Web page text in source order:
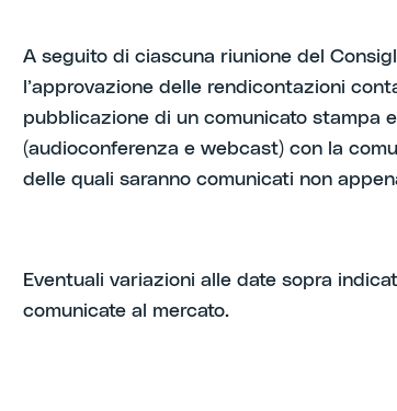
A seguito di ciascuna riunione del
l’approvazione delle rendicontazioni
pubblicazione di un comunicato stampa
(audioconferenza e webcast) con la
delle quali saranno comunicati non
Eventuali variazioni alle date sopra
comunicate al mercato.